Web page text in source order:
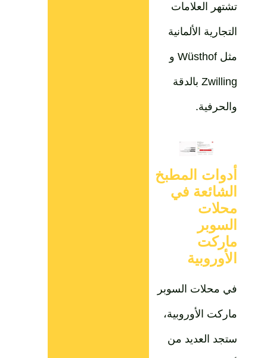
تشتهر العلامات
التجارية الألمانية
مثل Wüsthof و
Zwilling بالدقة
والحرفية.
أدوات المطبخ
الشائعة في
محلات
السوبر
ماركت
الأوروبية
في محلات السوبر
ماركت الأوروبية،
ستجد العديد من